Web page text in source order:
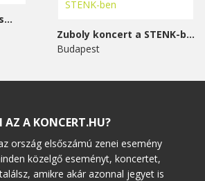
Zuboly koncert a STENK-ben
Budapest
AZ A KONCERT.HU?
ország elsőszámú zenei esemény
közelgő eseményt, koncertet,
amikre akár azonnal jegyet is